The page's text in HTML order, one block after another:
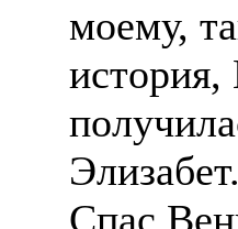
моему,
история,
Спас